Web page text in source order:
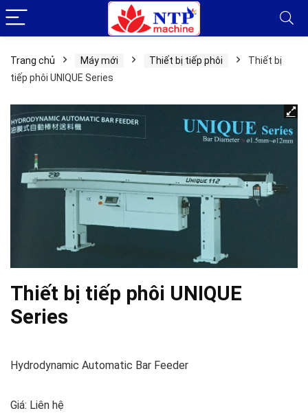
Trang chủ Máy mới Thiết bị tiếp phôi
Thiết bị
tiếp phôi UNIQUE Series
Thiết bị tiếp phôi UNIQUE
Series
Hydrodynamic Automatic Bar Feeder
Giá: Liên hệ